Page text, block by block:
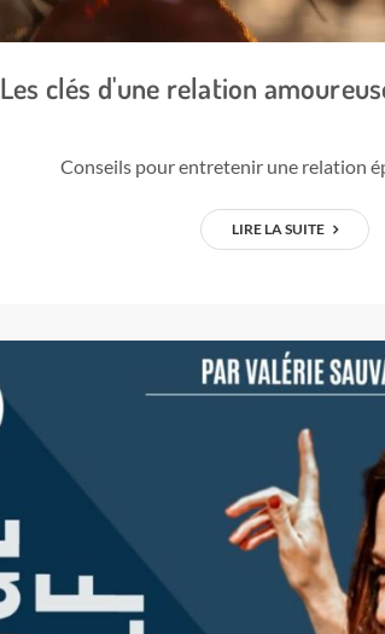
Les clés d'une relation
Conseils pour entretenir une relation
LIRE LA SUITE